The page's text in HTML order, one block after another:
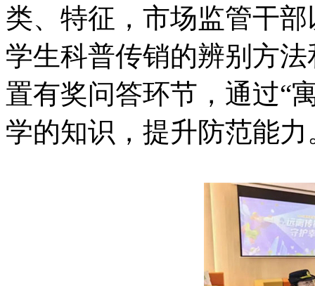
类、特征，市场监管干
学生科普传销的辨别方
置有奖问答环节，通过“
学的知识，提升防范能力